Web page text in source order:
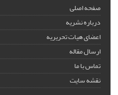
صفحه اصلی
درباره نشریه
اعضای هیات تحریریه
ارسال مقاله
تماس با ما
نقشه سایت